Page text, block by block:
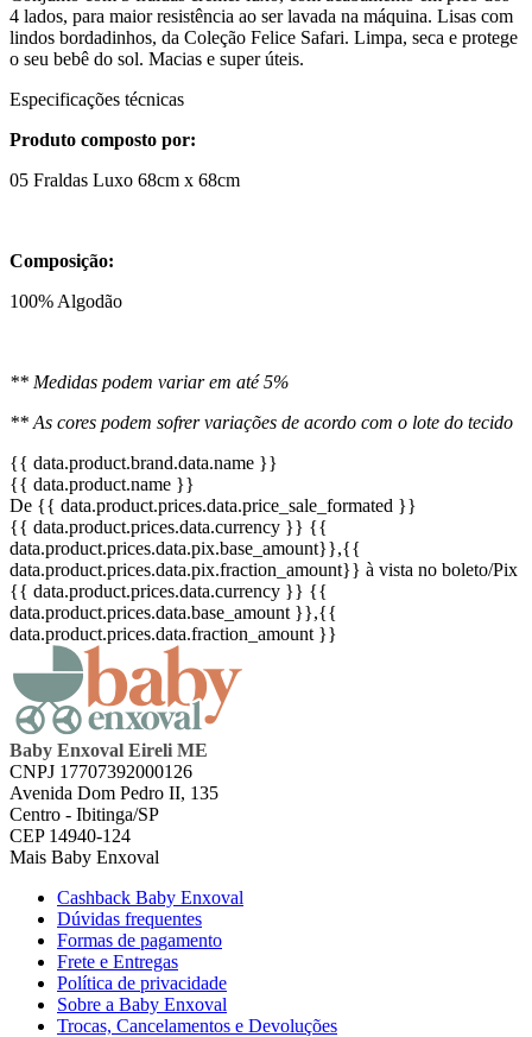
4 lados, para maior resistência ao ser lavada na máquina. Lisas com
lindos bordadinhos, da Coleção Felice Safari. Limpa, seca e protege
o seu bebê do sol. Macias e super úteis.
Especificações técnicas
Produto composto por:
05 Fraldas Luxo 68cm x 68cm
Composição:
100% Algodão
** Medidas podem variar em até 5%
** As cores podem sofrer variações de acordo com o lote do tecido
{{ data.product.brand.data.name }}
{{ data.product.name }}
De {{ data.product.prices.data.price_sale_formated }}
{{ data.product.prices.data.currency }} {{
data.product.prices.data.pix.base_amount}},{{
data.product.prices.data.pix.fraction_amount}} à vista no boleto/Pix
{{ data.product.prices.data.currency }} {{
data.product.prices.data.base_amount }},{{
data.product.prices.data.fraction_amount }}
Baby Enxoval Eireli ME
CNPJ 17707392000126
Avenida Dom Pedro II, 135
Centro - Ibitinga/SP
CEP 14940-124
Mais Baby Enxoval
Cashback Baby Enxoval
Dúvidas frequentes
Formas de pagamento
Frete e Entregas
Política de privacidade
Sobre a Baby Enxoval
Trocas, Cancelamentos e Devoluções